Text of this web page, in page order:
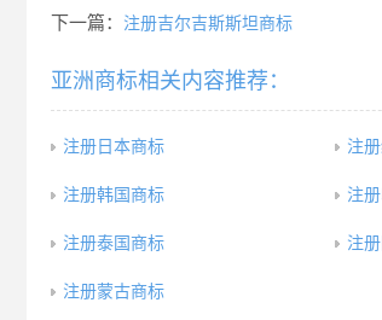
下一篇： 注册吉尔吉斯斯坦商标
亚洲商标相关内容推荐：
注册日本商标 注
注册韩国商标 注
注册泰国商标 注
注册蒙古商标